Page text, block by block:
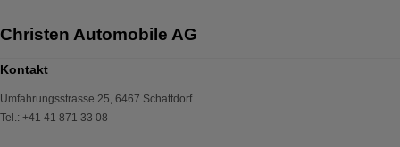
Kontakt
Umfahrungsstrasse 25, 6467 Schattdorf
Tel.: +41 41 871 33 08